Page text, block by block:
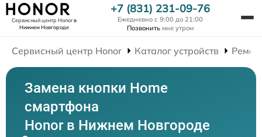
Сервисный центр Honorв
Нижнем Новгороде
+7 (831) 231-09-76
Ежедневно с 9:00 до 21:00
Позвонить мне утром
Сервисный центр Honor Каталог устройств
Замена кнопки Home
смартфона
Honor в Нижнем Новгороде